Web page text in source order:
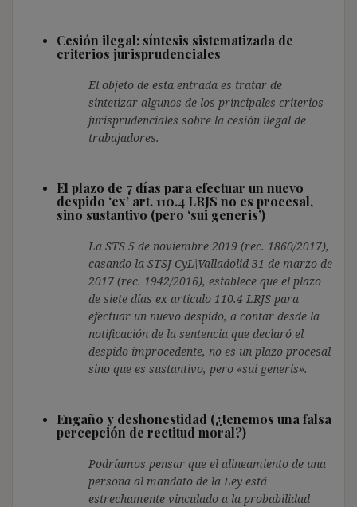
Cesión ilegal: síntesis sistematizada de
criterios jurisprudenciales
El objeto de esta entrada es tratar de
sintetizar algunos de los principales criterios
jurisprudenciales sobre la cesión ilegal de
trabajadores.
El plazo de 7 días para efectuar un nuevo
despido ‘ex’ art. 110.4 LRJS no es procesal,
sino sustantivo (pero ‘sui generis’)
La STS 5 de noviembre 2019 (rec. 1860/2017),
casando la STSJ CyL\Valladolid 31 de marzo de
2017 (rec. 1942/2016), establece que el plazo
de siete días ex artículo 110.4 LRJS para
efectuar un nuevo despido, a contar desde la
notificación de la sentencia que declaró el
despido improcedente, no es un plazo procesal
sino que es sustantivo, pero «sui generis».
Engaño y deshonestidad (¿tenemos una falsa
percepción de rectitud moral?)
Podríamos pensar que el alineamiento de una
persona al mandato de la Ley está
estrechamente vinculado a la probabilidad